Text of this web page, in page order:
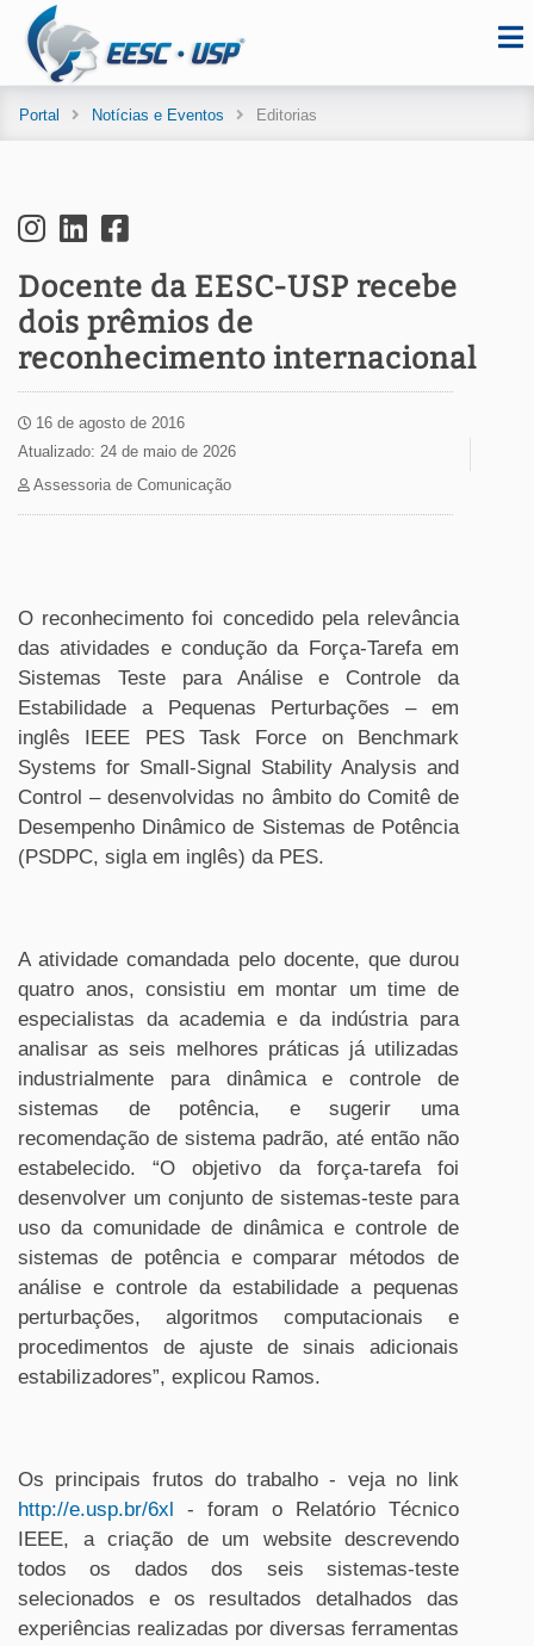
Portal Notícias e Eventos Editorias
Docente da EESC-USP recebe
dois prêmios de
reconhecimento internacional
16 de agosto de 2016
Atualizado: 24 de maio de 2026
Assessoria de Comunicação
O reconhecimento foi concedido pela relevância
das atividades e condução da Força-Tarefa em
Sistemas Teste para Análise e Controle da
Estabilidade a Pequenas Perturbações – em
inglês IEEE PES Task Force on Benchmark
Systems for Small-Signal Stability Analysis and
Control – desenvolvidas no âmbito do Comitê de
Desempenho Dinâmico de Sistemas de Potência
(PSDPC, sigla em inglês) da PES.
A atividade comandada pelo docente, que durou
quatro anos, consistiu em montar um time de
especialistas da academia e da indústria para
analisar as seis melhores práticas já utilizadas
industrialmente para dinâmica e controle de
sistemas de potência, e sugerir uma
recomendação de sistema padrão, até então não
estabelecido. “O objetivo da força-tarefa foi
desenvolver um conjunto de sistemas-teste para
uso da comunidade de dinâmica e controle de
sistemas de potência e comparar métodos de
análise e controle da estabilidade a pequenas
perturbações, algoritmos computacionais e
procedimentos de ajuste de sinais adicionais
estabilizadores”, explicou Ramos.
Os principais frutos do trabalho - veja no link
http://e.usp.br/6xl - foram o Relatório Técnico
IEEE, a criação de um website descrevendo
todos os dados dos seis sistemas-teste
selecionados e os resultados detalhados das
experiências realizadas por diversas ferramentas